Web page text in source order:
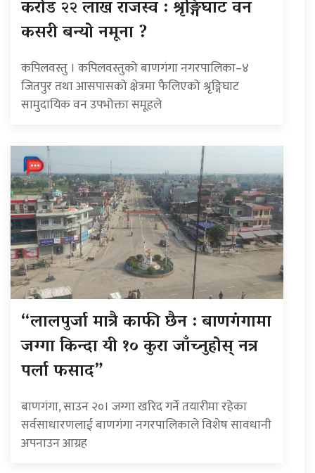
करोड २२ लाख राजस्व : श्रृङ्गिघाट वन
कसरी बन्यो नमूना ?
कपिलवस्तु । कपिलवस्तुको बाणगंगा नगरपालिका–४
जितपुर तथा आसपासको क्षेत्रमा फैलिएको श्रृङ्गिघाट
सामुदायिक वन उपभोक्ता समूहले
“लालपुर्जा मात्रै काफी छैन : बाणगंगामा
जग्गा किन्दा यी १० कुरा जाँच्नुहोस् नत्र
पर्ला फसाद”
बाणगंगा, साउन २०। जग्गा खरिद गर्ने तयारीमा रहेका
सर्वसाधारणलाई बाणगंगा नगरपालिकाले विशेष सावधानी
अपनाउन आग्रह